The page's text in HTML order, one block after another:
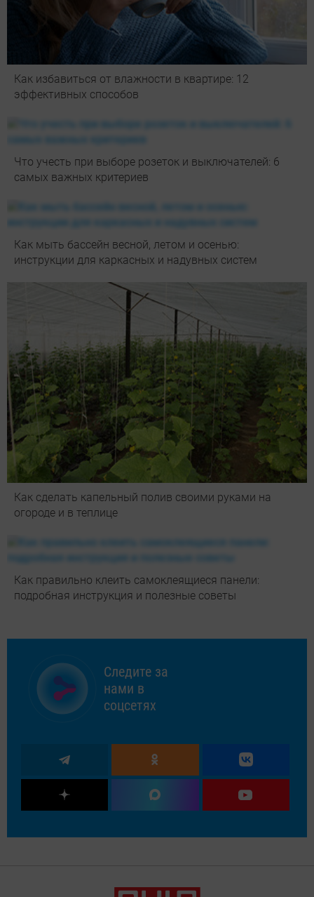
Как избавиться от влажности в квартире: 12
эффективных способов
Что учесть при выборе розеток и выключателей: 6
самых важных критериев
Как мыть бассейн весной, летом и осенью:
инструкции для каркасных и надувных систем
Как сделать капельный полив своими руками на
огороде и в теплице
Как правильно клеить самоклеящиеся панели:
подробная инструкция и полезные советы
Следите за
нами в
соцсетях